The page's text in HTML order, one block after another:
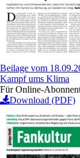
Beilage vom
Kampf ums Klima
Für Online-
Download (PDF)